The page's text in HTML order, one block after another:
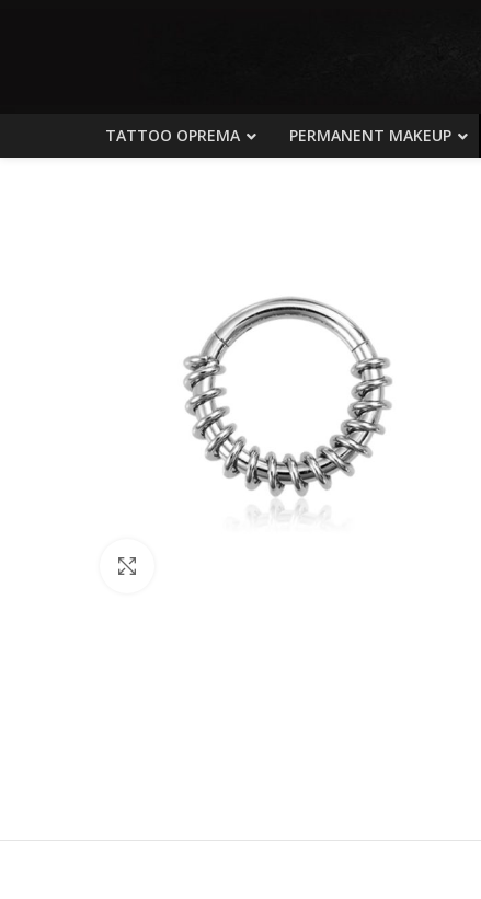
TATTOO OPREMA PERMANENT MAKEUP